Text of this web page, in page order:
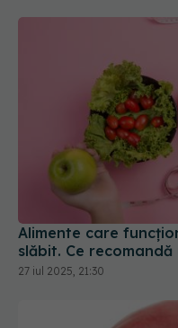
Alimente care
slăbit. Ce
27 iul 2025, 21:30